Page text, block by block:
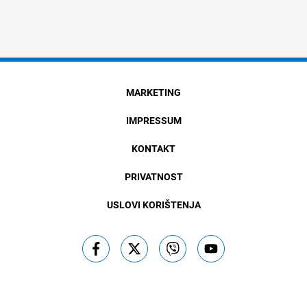
MARKETING
IMPRESSUM
KONTAKT
PRIVATNOST
USLOVI KORIŠTENJA